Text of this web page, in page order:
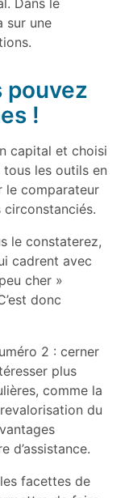
sur une
pouvez
!
capital et choisi
tous les outils en
le comparateur
le constaterez,
cadrent avec
cher »
donc
2 : cerner
plus
comme la
du
d’assistance.
facettes de